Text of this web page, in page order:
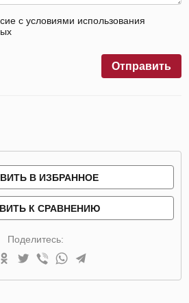
с условиями использования
Отправить
В ИЗБРАННОЕ
К СРАВНЕНИЮ
Поделитесь: